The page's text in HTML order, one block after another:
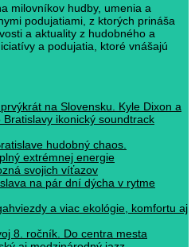
milovníkov hudby, umenia a
podujatiami, z ktorých prináša
a aktuality z hudobného a
a podujatia, ktoré vnášajú
na Slovensku. Kyle Dixon a
ikonický soundtrack
hudobný chaos.
extrémnej energie
svojich víťazov
na pár dní dýcha v rytme
a viac ekológie, komfortu aj
8. ročník. Do centra mesta